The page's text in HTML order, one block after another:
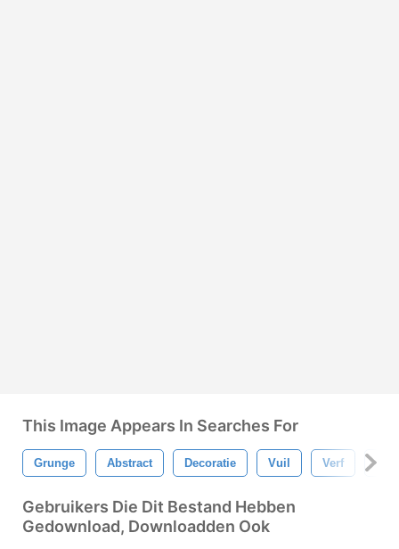
This Image Appears In Searches For
Grunge Abstract Decoratie Vuil Verf
Gebruikers Die Dit Bestand Hebben
Gedownload, Downloadden Ook